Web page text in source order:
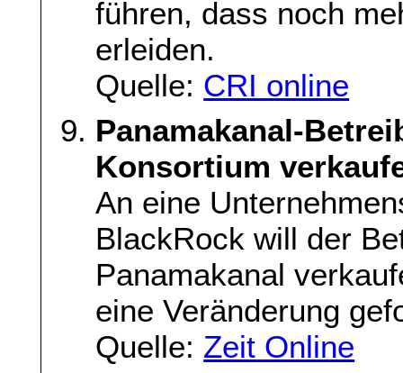
führen, dass noch
erleiden.
Quelle: CRI online
Panamakanal-
Konsortium
An eine
BlackRock will der
Panamakanal
eine Veränderung
Quelle: Zeit Online